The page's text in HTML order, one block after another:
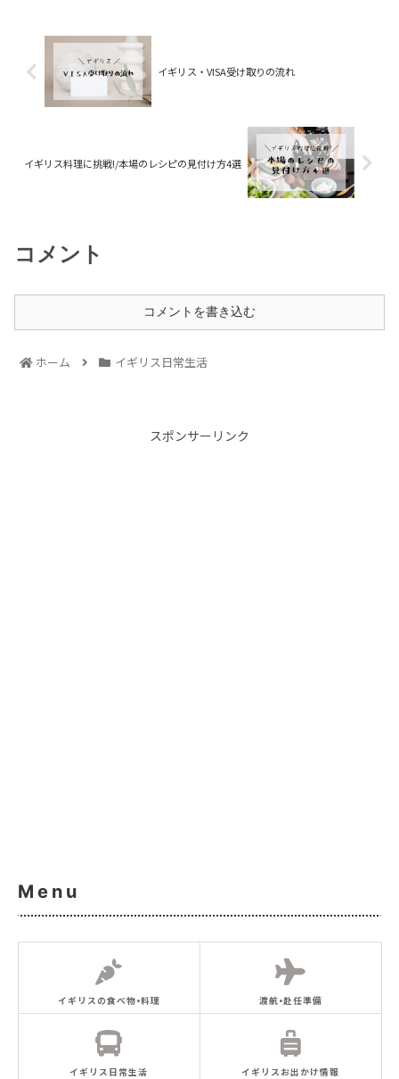
イギリス・VISA受け取りの流れ
イギリス料理に挑戦!/本場のレシピの見付け方4選
コメント
コメントを書き込む
ホーム イギリス日常生活
スポンサーリンク
Menu
イギリスの食べ物•料理 渡航•赴任準備
イギリス日常生活 イギリスお出かけ情報